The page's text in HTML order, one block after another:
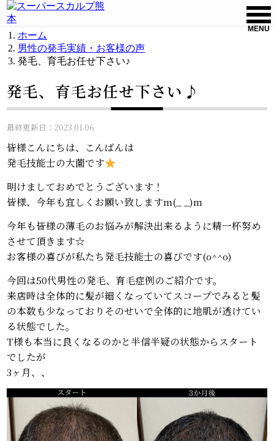
MENU
ホーム
男性の発毛実績・お客様の声
発毛、育毛お任せ下さい♪
発毛、育毛お任せ下さい♪
最終更新日：2023.01.06
皆様こんにちは、こんばんは
発毛技能士の大薗です
明けましておめでとうございます！
皆様、今年も宜しくお願い致しますm(_ _)m
今年も皆様の薄毛のお悩みが解決出来るように精一杯努め
させて頂きます☆
お客様の喜びが私たち発毛技能士の喜びです(o^^o)
今回は50代男性の発毛、育毛症例のご紹介です。
来店時は全体的に髪が細くなっていてスコープでみると髪
の本数も少なっておりそのせいで全体的に地肌が透けてい
る状態でした。
T様も本当に良くなるのかと半信半疑の状態からスタート
でしたが
3ヶ月、、